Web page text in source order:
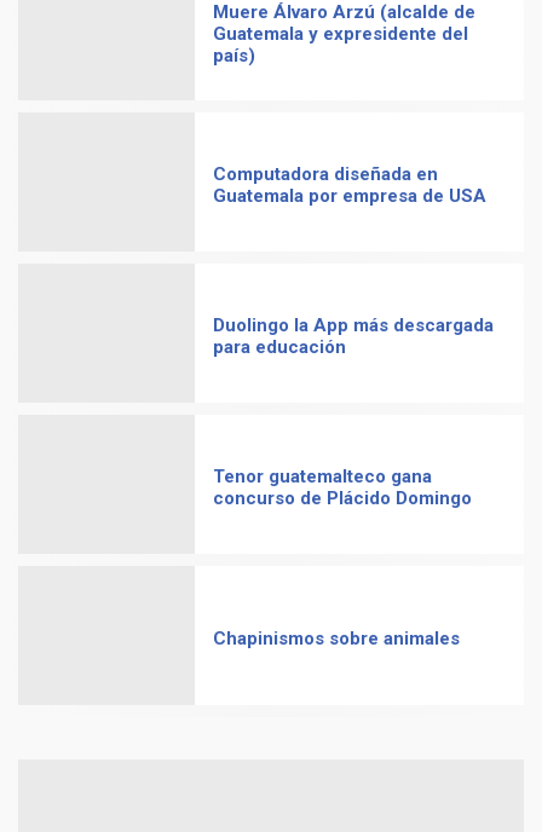
Muere Álvaro Arzú (alcalde de
Guatemala y expresidente del
país)
Computadora diseñada en
Guatemala por empresa de USA
Duolingo la App más descargada
para educación
Tenor guatemalteco gana
concurso de Plácido Domingo
Chapinismos sobre animales